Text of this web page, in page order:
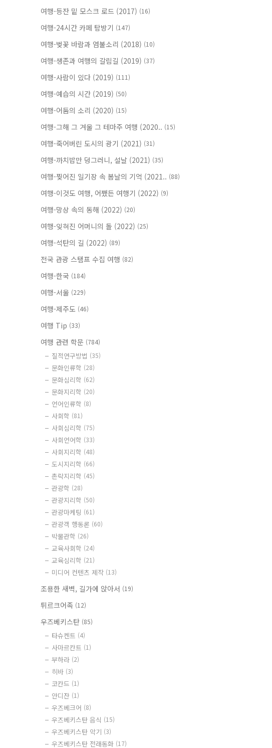
여행-등잔 밑 모스크 로드 (2017) (16)
여행-24시간 카페 탐방기 (147)
여행-벚꽃 바람과 염불소리 (2018) (10)
여행-생존과 여행의 갈림길 (2019) (37)
여행-사람이 있다 (2019) (111)
여행-예습의 시간 (2019) (50)
여행-어둠의 소리 (2020) (15)
여행-그해 그 겨울 그 테마주 여행 (2020.. (15)
여행-죽어버린 도시의 광기 (2021) (31)
여행-까치밥만 덩그러니, 설날 (2021) (35)
여행-찢어진 일기장 속 봄날의 기억 (2021.. (88)
여행-이것도 여행, 어쨌든 여행기 (2022) (9)
여행-망상 속의 동해 (2022) (20)
여행-잊혀진 어머니의 돌 (2022) (25)
여행-석탄의 길 (2022) (89)
전국 관광 스탬프 수집 여행 (82)
여행-한국 (184)
여행-서울 (229)
여행-제주도 (46)
여행 Tip (33)
여행 관련 학문 (784)
질적연구방법 (35)
문화인류학 (28)
문화심리학 (62)
문화지리학 (20)
언어인류학 (8)
사회학 (81)
사회심리학 (75)
사회언어학 (33)
사회지리학 (48)
도시지리학 (66)
촌락지리학 (45)
관광학 (28)
관광지리학 (50)
관광마케팅 (61)
관광객 행동론 (60)
박물관학 (26)
교육사회학 (24)
교육심리학 (21)
미디어 컨텐츠 제작 (13)
조용한 새벽, 길가에 앉아서 (19)
튀르크어족 (12)
우즈베키스탄 (85)
타슈켄트 (4)
사마르칸트 (1)
부하라 (2)
히바 (3)
코칸드 (1)
안디잔 (1)
우즈베크어 (8)
우즈베키스탄 음식 (15)
우즈베키스탄 악기 (3)
우즈베키스탄 전래동화 (17)